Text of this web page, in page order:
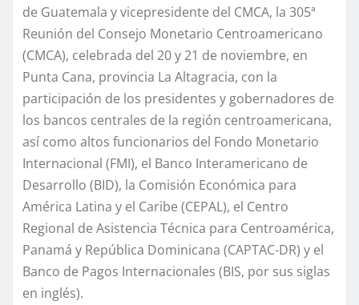
de Guatemala y vicepresidente del CMCA, la 305ª
Reunión del Consejo Monetario Centroamericano
(CMCA), celebrada del 20 y 21 de noviembre, en
Punta Cana, provincia La Altagracia, con la
participación de los presidentes y gobernadores de
los bancos centrales de la región centroamericana,
así como altos funcionarios del Fondo Monetario
Internacional (FMI), el Banco Interamericano de
Desarrollo (BID), la Comisión Económica para
América Latina y el Caribe (CEPAL), el Centro
Regional de Asistencia Técnica para Centroamérica,
Panamá y República Dominicana (CAPTAC-DR) y el
Banco de Pagos Internacionales (BIS, por sus siglas
en inglés).